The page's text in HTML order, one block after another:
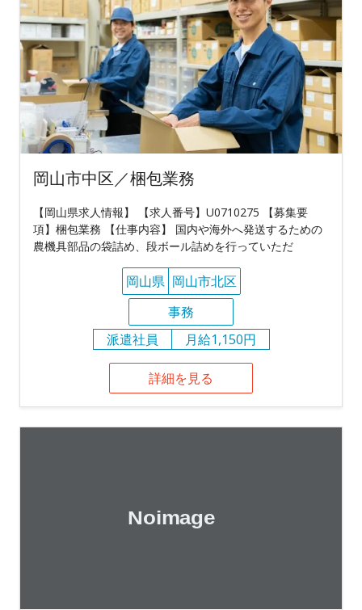
岡山市中区／梱包業務
【岡山県求人情報】 【求人番号】U0710275 【募集要
項】梱包業務 【仕事内容】 国内や海外へ発送するための
農機具部品の袋詰め、段ボール詰めを行っていただ
岡山県 岡山市北区
事務
派遣社員
月給1,150円
詳細を見る